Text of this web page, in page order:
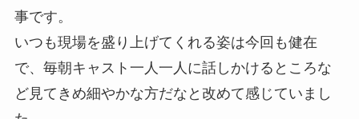
事です。
いつも現場を盛り上げてくれる姿は今回も健在
で、毎朝キャスト一人一人に話しかけるところな
ど見てきめ細やかな方だなと改めて感じていまし